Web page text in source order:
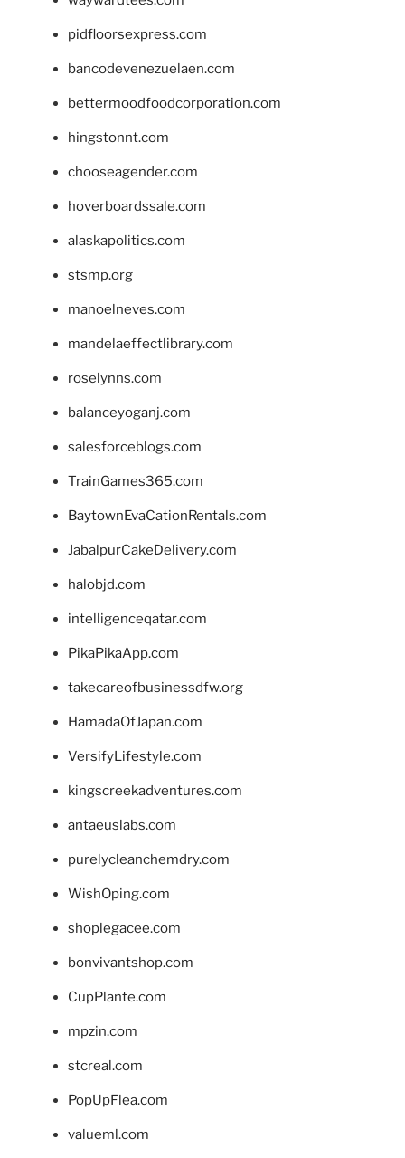
pidfloorsexpress.com
bancodevenezuelaen.com
bettermoodfoodcorporation.com
hingstonnt.com
chooseagender.com
hoverboardssale.com
alaskapolitics.com
stsmp.org
manoelneves.com
mandelaeffectlibrary.com
roselynns.com
balanceyoganj.com
salesforceblogs.com
TrainGames365.com
BaytownEvaCationRentals.com
JabalpurCakeDelivery.com
halobjd.com
intelligenceqatar.com
PikaPikaApp.com
takecareofbusinessdfw.org
HamadaOfJapan.com
VersifyLifestyle.com
kingscreekadventures.com
antaeuslabs.com
purelycleanchemdry.com
WishOping.com
shoplegacee.com
bonvivantshop.com
CupPlante.com
mpzin.com
stcreal.com
PopUpFlea.com
valueml.com